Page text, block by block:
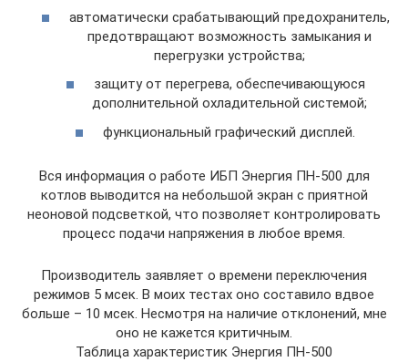
автоматически срабатывающий предохранитель,
предотвращают возможность замыкания и
перегрузки устройства;
защиту от перегрева, обеспечивающуюся
дополнительной охладительной системой;
функциональный графический дисплей.
Вся информация о работе ИБП Энергия ПН-500 для
котлов выводится на небольшой экран с приятной
неоновой подсветкой, что позволяет контролировать
процесс подачи напряжения в любое время.
Производитель заявляет о времени переключения
режимов 5 мсек. В моих тестах оно составило вдвое
больше – 10 мсек. Несмотря на наличие отклонений, мне
оно не кажется критичным.
Таблица характеристик Энергия ПН-500